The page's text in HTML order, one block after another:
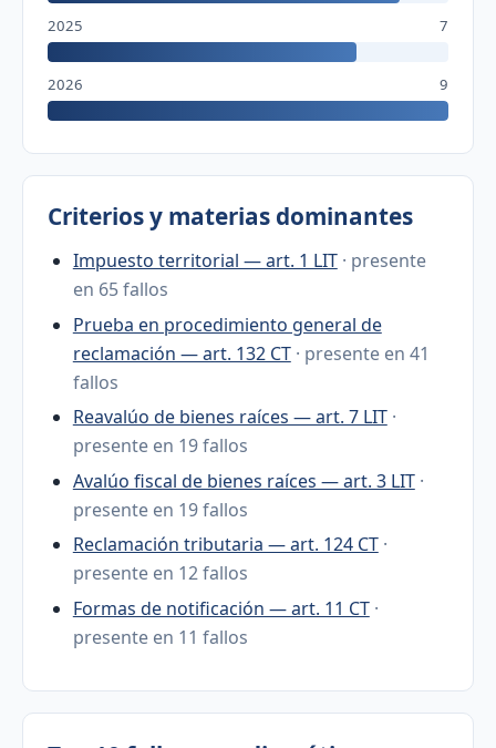
2025 7
2026 9
Criterios y materias dominantes
Impuesto territorial — art. 1 LIT · presente
en 65 fallos
Prueba en procedimiento general de
reclamación — art. 132 CT · presente en 41
fallos
Reavalúo de bienes raíces — art. 7 LIT ·
presente en 19 fallos
Avalúo fiscal de bienes raíces — art. 3 LIT ·
presente en 19 fallos
Reclamación tributaria — art. 124 CT ·
presente en 12 fallos
Formas de notificación — art. 11 CT ·
presente en 11 fallos